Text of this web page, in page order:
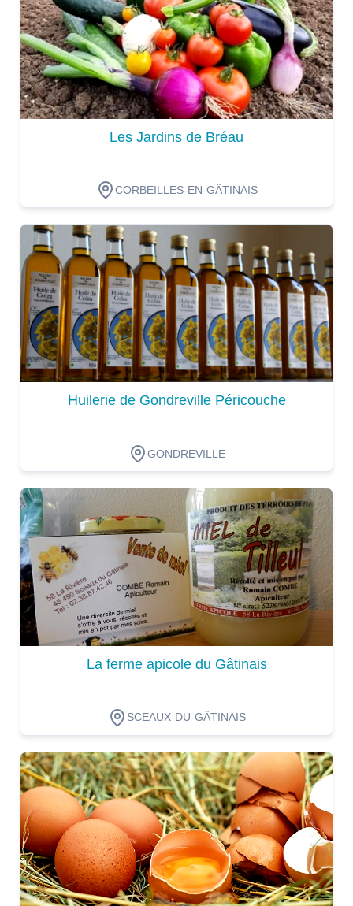
Les Jardins de Bréau
CORBEILLES-EN-GÂTINAIS
Dégustation
Huilerie de Gondreville Péricouche
GONDREVILLE
Dégustation
La ferme apicole du Gâtinais
SCEAUX-DU-GÂTINAIS
Dégustation